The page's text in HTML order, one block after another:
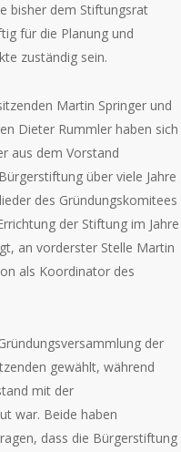
bisher dem Stiftungsrat
für die Planung und
zuständig sein.
Martin Springer und
Dieter Rummler haben sich
aus dem Vorstand
über viele Jahre
des Gründungskomitees
der Stiftung im Jahre
an vorderster Stelle Martin
als Koordinator des
der
gewählt, während
mit der
war. Beide haben
dass die Bürgerstiftung